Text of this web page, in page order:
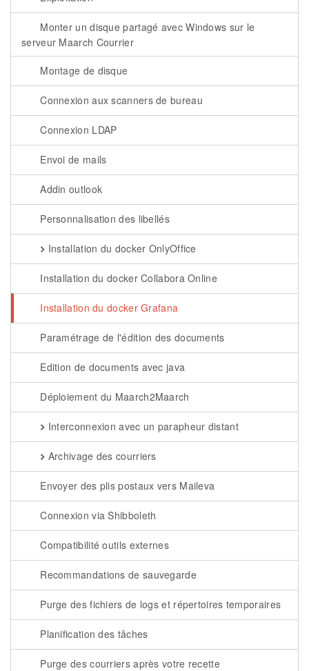
Monter un disque partagé avec Windows sur le
serveur Maarch Courrier
Montage de disque
Connexion aux scanners de bureau
Connexion LDAP
Envoi de mails
Addin outlook
Personnalisation des libellés
Installation du docker OnlyOffice
Installation du docker Collabora Online
Installation du docker Grafana
Paramétrage de l'édition des documents
Edition de documents avec java
Déploiement du Maarch2Maarch
Interconnexion avec un parapheur distant
Archivage des courriers
Envoyer des plis postaux vers Maileva
Connexion via Shibboleth
Compatibilité outils externes
Recommandations de sauvegarde
Purge des fichiers de logs et répertoires temporaires
Planification des tâches
Purge des courriers après votre recette